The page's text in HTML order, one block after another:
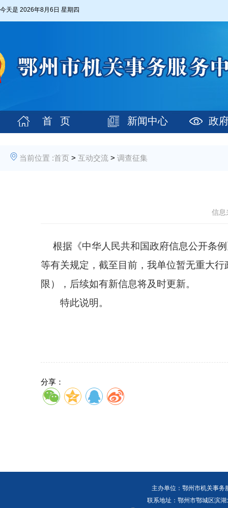
今天是 2026年8月6日 星期四
首 页 新闻中心 政
当前位置 :首页 > 互动交流 > 调查征集
信息
根据《中华人民共和国政府信息公开条
等有关规定，截至目前， 我单位暂无重大行
限），后续如有新信息将及时更新。
特此说明。
分享：
主办单位：鄂州市机关事
联系地址：鄂州市鄂城区滨